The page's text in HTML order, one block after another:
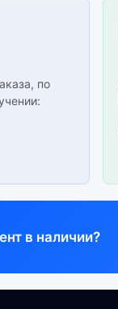
по
в наличии?